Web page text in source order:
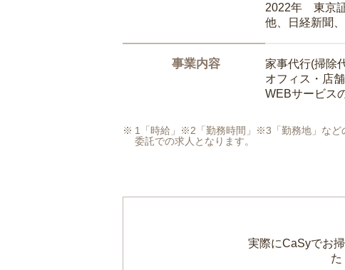
2022年 東京
他、日経新聞
事業内容
家事代行(掃除
オフィス・店
WEBサービス
1「時給」※2「勤務時間」※3「勤務地」など
委託での求人となります。
実際にCaSyでお
た